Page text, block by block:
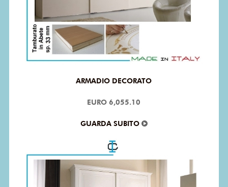
ARMADIO DECORATO
EURO 6,055.10
GUARDA SUBITO